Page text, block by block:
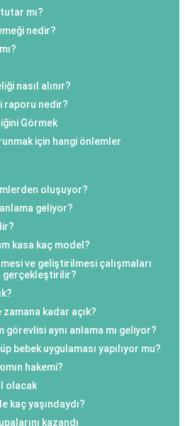
mı?
nedir?
nasıl alınır?
raporu nedir?
Görmek
için hangi önlemler
oluşuyor?
geliyor?
kasa kaç model?
ve geliştirilmesi çalışmaları
gerçekleştirilir?
kadar açık?
aynı anlama mı geliyor?
bebek uygulaması yapılıyor mu?
hakemi?
olacak
kaç yaşındaydı?
kazandı